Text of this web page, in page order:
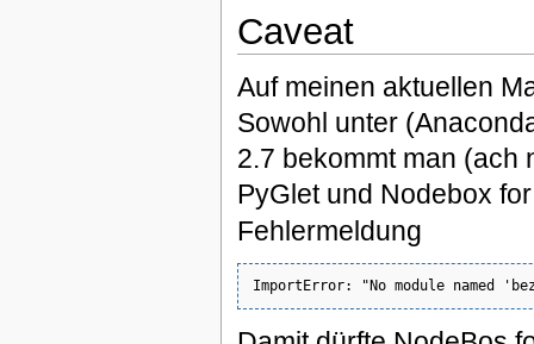
Caveat
Auf meinen aktuellen
Sowohl unter
2.7 bekommt man (ach
PyGlet und Nodebox
Fehlermeldung